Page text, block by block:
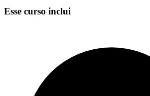
Esse curso inclui